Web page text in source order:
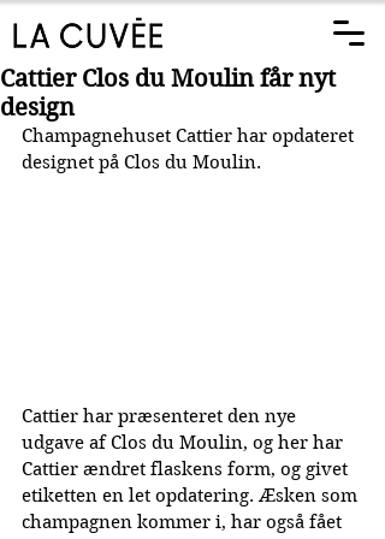
Cattier Clos du Moulin får nyt
design
Champagnehuset Cattier har opdateret
designet på Clos du Moulin.
Cattier har præsenteret den nye
udgave af Clos du Moulin, og her har
Cattier ændret flaskens form, og givet
etiketten en let opdatering. Æsken som
champagnen kommer i, har også fået